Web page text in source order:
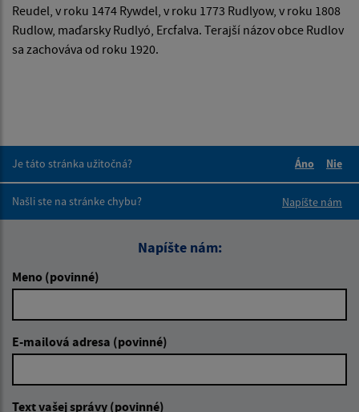
Reudel, v roku 1474 Rywdel, v roku 1773 Rudlyow, v roku 1808
Rudlow, maďarsky Rudlyó, Ercfalva. Terajší názov obce Rudlov
sa zachováva od roku 1920.
Je táto stránka užitočná?
Áno
Nie
Našli ste na stránke chybu?
Napíšte nám
Napíšte nám:
Meno (povinné)
E-mailová adresa (povinné)
Text vašej správy (povinné)